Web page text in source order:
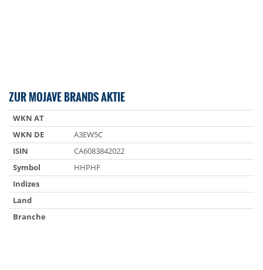
ZUR MOJAVE BRANDS AKTIE
WKN AT
WKN DE
A3EW5C
ISIN
CA6083842022
Symbol
HHPHF
Indizes
Land
Branche